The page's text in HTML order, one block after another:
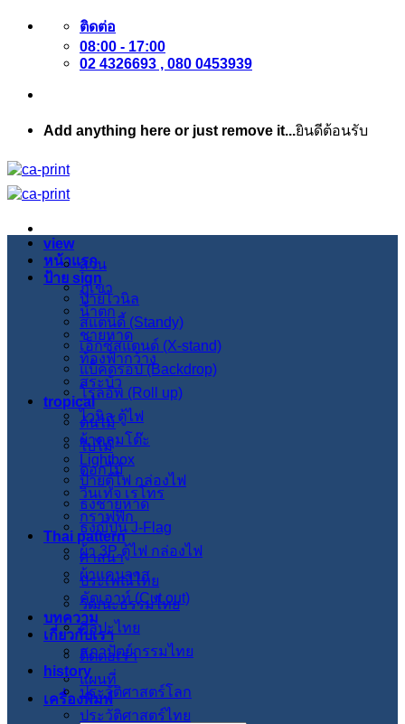
ข้าม
เนื้อหา
ติดต่อ
08:00 - 17:00
02 4326693 , 080 0453939
Add anything here or just remove it...ยินดีต้อนรับ
หน้าแรก
ป้าย sign
ป้ายไวนิล
สแตนดี้ (Standy)
เอ็กซ์สแตนด์ (X-stand)
แบ็คดรอป (Backdrop)
โรลอัพ (Roll up)
ไวนิล ตู้ไฟ
ผ้าคลุมโต๊ะ
Lightbox
ป้ายตู้ไฟ กล่องไฟ
ธงชายหาด
ธงญี่ปุ่น J-Flag
ผ้า 3P ตู้ไฟ กล่องไฟ
ผ้าแคนวาส
คัตเอาท์ (Cut out)
บทความ
เกี่ยวกับเรา
ติดต่อเรา
แผนที่
เครื่องพิมพ์
view
สวน
ภูเขา
น้ำตก
ชายหาด
ท้องฟ้ากว้าง
สระบัว
tropical
ต้นไม้
ใบไม้
ดอกไม้
วินเทจ เรโทร
กราฟฟิก
Thai pattern
ศาสนา
ประเพณีไทย
วัฒนะธรรมไทย
ศิลปะไทย
สภาปัตย์กรรมไทย
history
ประวัติศาสตร์โลก
ประวัติศาสตร์ไทย